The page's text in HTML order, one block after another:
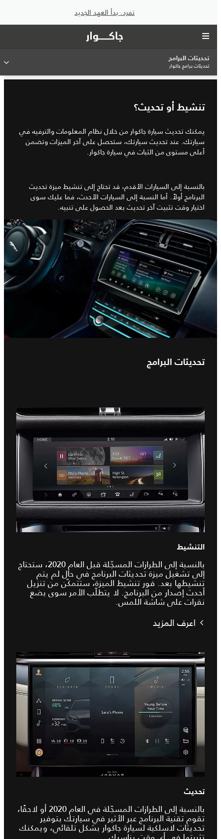
تفرد. بدأ العهد الجديد
تحديثات البرامج
تحديثات برامج جاكوار
تنشيط أو تحديث؟
يمكنك تحديث سيارة جاكوار من خلال نظام المعلومات والترفيه في
سيارتك. عند تحديث سيارتك، ستحصل على آخر الميزات وتضمن
أعلى مستوى من الثبات في سيارة جاكوار.
بالنسبة إلى السيارات الأقدم، قد تحتاج إلى تنشيط ميزة تحديث
البرنامج أولاً. أما النسبة إلى السيارات الأحدث، فما عليك سوى
اختيار وقت تثبيت آخر تحديث بعد الحصول على تنبيه.
تحديثات البرامج
التنشيط
بالنسبة إلى الطرازات المسجّلة قبل العام 2020، ستحتاج
إلى تشغيل ميزة تحديثات البرنامج في حال لم يتم
تنشيطها بعد. فور تنشيط الميزة، ستتمكّن من تنزيل
أحدث إصدار من البرنامج. لا يتطلّب الأمر سوى بضع
نقرات على شاشة اللمس.
اعرف المزيد
تحديث
بالنسبة إلى الطرازات المسجّلة في العام 2020 أو لاحقًا،
تقوم تقنية البرنامج عبر الأثير في سيارتك بتوفير
تحديثات لاسلكية لسيارة جاكوار بشكل تلقائي، ويمكنك